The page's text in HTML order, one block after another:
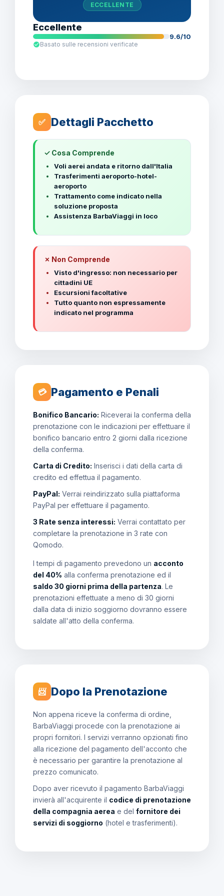
ECCELLENTE
Eccellente
9.6/10
Basato sulle recensioni verificate
✅ Dettagli Pacchetto
✓ Cosa Comprende
Voli aerei andata e ritorno dall'Italia
Trasferimenti aeroporto-hotel-
aeroporto
Trattamento come indicato nella
soluzione proposta
Assistenza BarbaViaggi in loco
✗ Non Comprende
Visto d'ingresso: non necessario per
cittadini UE
Escursioni facoltative
Tutto quanto non espressamente
indicato nel programma
💳 Pagamento e Penali
Bonifico Bancario: Riceverai la conferma della
prenotazione con le indicazioni per effettuare il
bonifico bancario entro 2 giorni dalla ricezione
della conferma.
Carta di Credito: Inserisci i dati della carta di
credito ed effettua il pagamento.
PayPal: Verrai reindirizzato sulla piattaforma
PayPal per effettuare il pagamento.
3 Rate senza interessi: Verrai contattato per
completare la prenotazione in 3 rate con
Qomodo.
I tempi di pagamento prevedono un acconto
del 40% alla conferma prenotazione ed il
saldo 30 giorni prima della partenza. Le
prenotazioni effettuate a meno di 30 giorni
dalla data di inizio soggiorno dovranno essere
saldate all'atto della conferma.
📨 Dopo la Prenotazione
Non appena riceve la conferma di ordine,
BarbaViaggi procede con la prenotazione ai
propri fornitori. I servizi verranno opzionati fino
alla ricezione del pagamento dell'acconto che
è necessario per garantire la prenotazione al
prezzo comunicato.
Dopo aver ricevuto il pagamento BarbaViaggi
invierà all'acquirente il codice di prenotazione
della compagnia aerea e del fornitore dei
servizi di soggiorno (hotel e trasferimenti).